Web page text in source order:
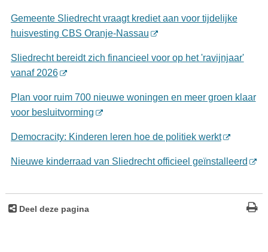
Gemeente Sliedrecht vraagt krediet aan voor tijdelijke
huisvesting CBS Oranje-Nassau
Sliedrecht bereidt zich financieel voor op het 'ravijnjaar'
vanaf 2026
Plan voor ruim 700 nieuwe woningen en meer groen klaar
voor besluitvorming
Democracity: Kinderen leren hoe de politiek werkt
Nieuwe kinderraad van Sliedrecht officieel geïnstalleerd
Deel deze pagina